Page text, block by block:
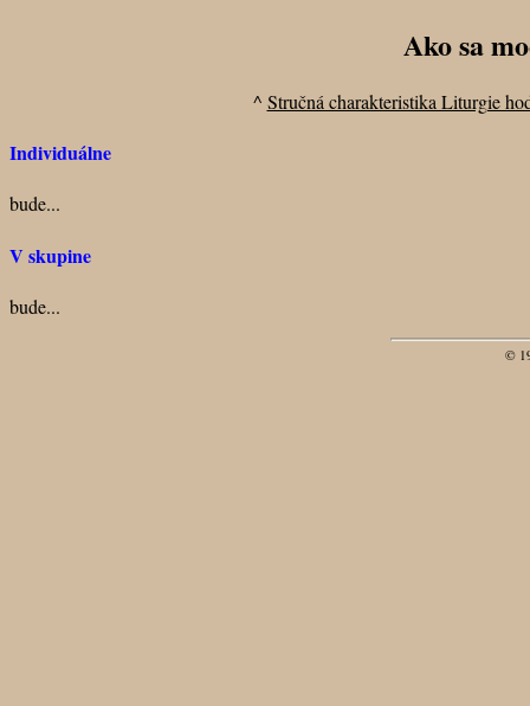
Ako sa
^ Stručná charakteristika Liturgie
Individuálne
bude...
V skupine
bude...
©